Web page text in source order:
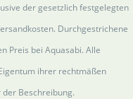
der gesetzlich festgelegten
Durchgestrichene
Preis bei Aquasabi. Alle
ihrer rechtmäßen
Beschreibung.